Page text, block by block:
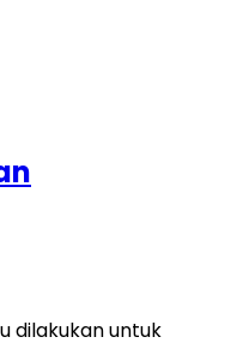
dilakukan untuk